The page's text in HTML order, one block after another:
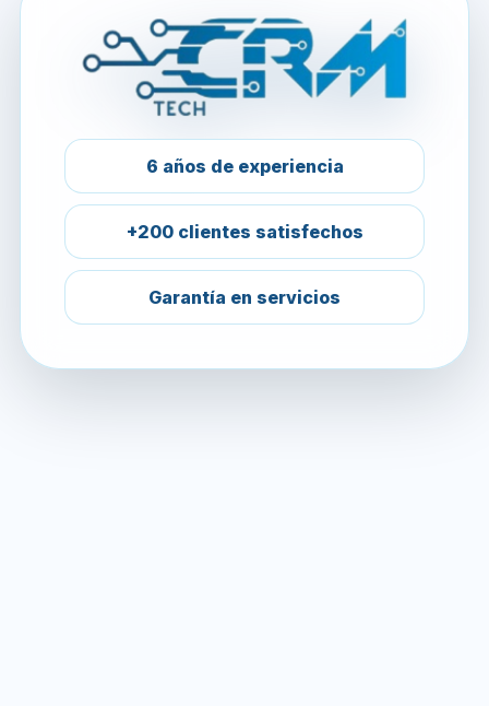
6 años de experiencia
+200 clientes satisfechos
Garantía en servicios